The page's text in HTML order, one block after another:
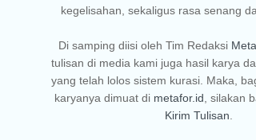
kegelisahan, sekaligus rasa senang
Di samping diisi oleh Tim Redaksi
tulisan di media kami juga hasil karya
yang telah lolos sistem kurasi. Maka,
karyanya dimuat di metafor.id , silakan
Kirim Tulisan